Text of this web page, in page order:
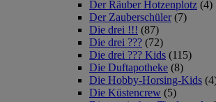
Der Räuber Hotzenplotz (4)
Der Zauberschüler (7)
Die drei !!! (87)
Die drei ??? (72)
Die drei ??? Kids (115)
Die Duftapotheke (8)
Die Hobby-Horsing-Kids
Die Küstencrew (5)